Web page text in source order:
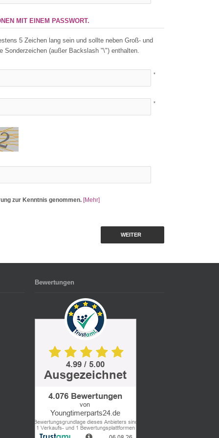
MIT EINEM PASSWORT.
5 Zeichen lang sein und sollte neben Groß- und
Sonderzeichen (außer Backslash "\") enthalten.
*
*
zur Kenntnis genommen. [Mehr]
WEITER
Bewertungen